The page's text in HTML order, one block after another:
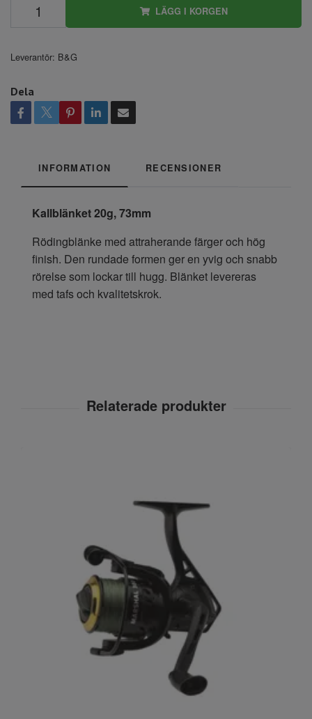
LÄGG I KORGEN
Leverantör: B&G
Dela
INFORMATION RECENSIONER
Kallblänket 20g, 73mm
Rödingblänke med attraherande färger och hög
finish. Den rundade formen ger en yvig och snabb
rörelse som lockar till hugg. Blänket levereras
med tafs och kvalitetskrok.